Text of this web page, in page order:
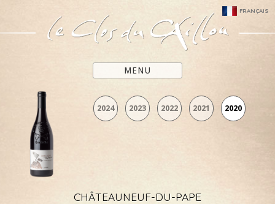
FRANÇAIS
MENU
2024 2023 2022 2021 2020
CHÂTEAUNEUF-DU-PAPE